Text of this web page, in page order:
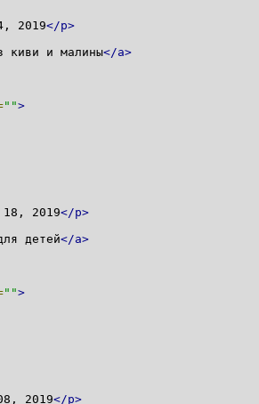
2019</p>
киви и малины</a>
"">
18, 2019</p>
детей</a>
"">
2019</p>